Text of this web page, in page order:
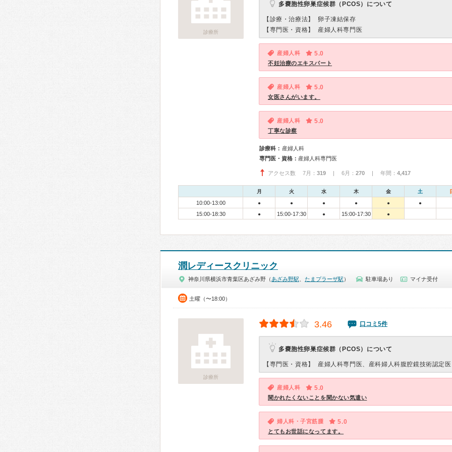
診療所
多嚢胞性卵巣症候群（PCOS）について
【診療・治療法】
卵子凍結保存
【専門医・資格】
産婦人科専門医
産婦人科 5.0
不妊治療のエキスパート
産婦人科 5.0
女医さんがいます。
産婦人科 5.0
丁寧な診察
診療科： 産婦人科
専門医・資格： 産婦人科専門医
アクセス数 7月： 319 | 6月： 270 | 年間： 4,417
月 火 水 木 金 土
10:00-13:00 ● ● ● ● ● ●
15:00-18:30 ● 15:00-17:30 ● 15:00-17:30 ●
潤レディースクリニック
神奈川県横浜市青葉区あざみ野（ あざみ野駅 たまプラーザ駅 ） 駐車場あり マイナ受付
土曜（〜18:00）
診療所
3.46 口コミ5件
多嚢胞性卵巣症候群（PCOS）について
【専門医・資格】 産婦人科専門医、産科婦人科腹腔鏡技術認定医
産婦人科 5.0
聞かれたくないことを聞かない気遣い
婦人科・子宮筋腫 5.0
とてもお世話になってます。